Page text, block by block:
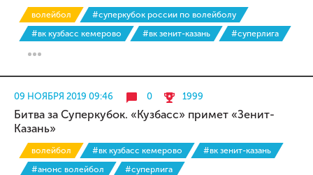
волейбол
#суперкубок россии по волейболу
#вк кузбасс кемерово
#вк зенит-казань #суперлига
09 НОЯБРЯ 2019 09:46 0 1999
Битва за Суперкубок. «Кузбасс» примет «Зенит-
Казань»
волейбол #вк кузбасс кемерово
#вк зенит-казань
#анонс волейбол
#суперлига